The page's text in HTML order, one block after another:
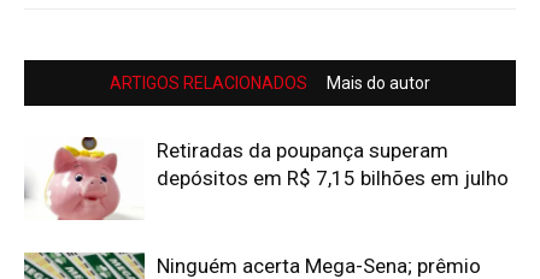
ARTIGOS RELACIONADOS Mais do autor
Retiradas da poupança superam
depósitos em R$ 7,15 bilhões em julho
Ninguém acerta Mega-Sena; prêmio